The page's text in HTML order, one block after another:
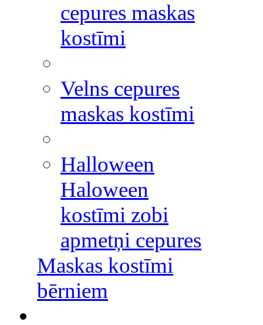
cepures maskas
kostīmi
Velns cepures
maskas kostīmi
Halloween
Haloween
kostīmi zobi
apmetņi cepures
Maskas kostīmi
bērniem